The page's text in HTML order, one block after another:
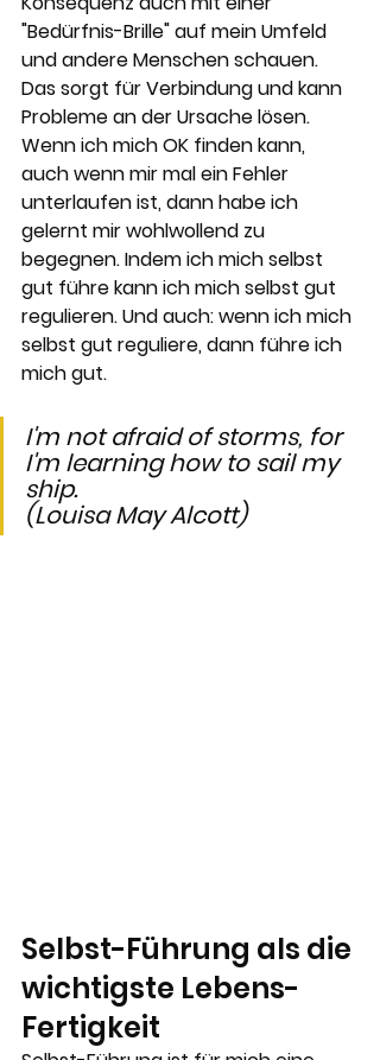
"Bedürfnis-Brille" auf mein Umfeld
und andere Menschen schauen.
Das sorgt für Verbindung und kann
Probleme an der Ursache lösen.
Wenn ich mich OK finden kann,
auch wenn mir mal ein Fehler
unterlaufen ist, dann habe ich
gelernt mir wohlwollend zu
begegnen. Indem ich mich selbst
gut führe kann ich mich selbst gut
regulieren. Und auch: wenn ich mich
selbst gut reguliere, dann führe ich
mich gut.
I'm not afraid of storms, for
I'm learning how to sail my
ship.
(Louisa May Alcott)
Selbst-Führung als die
wichtigste Lebens-
Fertigkeit